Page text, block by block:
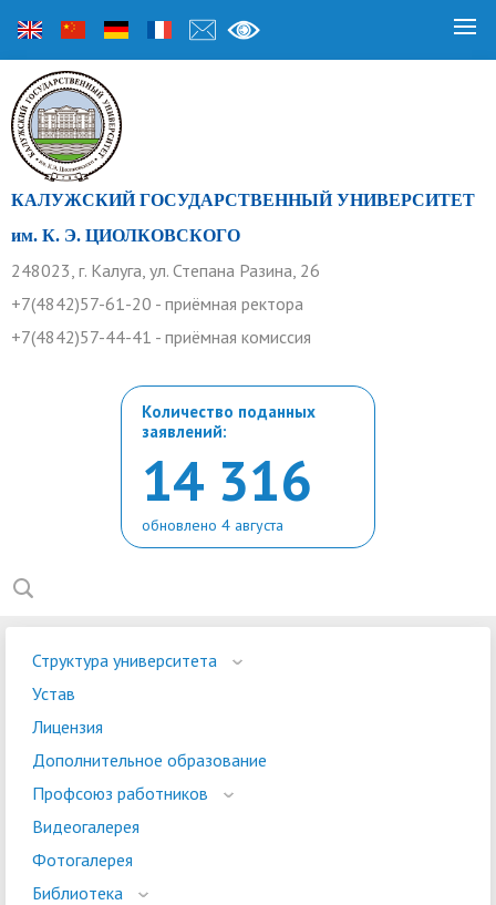
КАЛУЖСКИЙ ГОСУДАРСТВЕННЫЙ УНИВЕРСИТЕТ
им. К. Э. ЦИОЛКОВСКОГО
248023, г. Калуга, ул. Степана Разина, 26
+7(4842)57-61-20 - приёмная ректора
+7(4842)57-44-41 - приёмная комиссия
Количество поданных
заявлений:
14 316
обновлено 4 августа
Структура университета
Устав
Лицензия
Дополнительное образование
Профсоюз работников
Видеогалерея
Фотогалерея
Библиотека